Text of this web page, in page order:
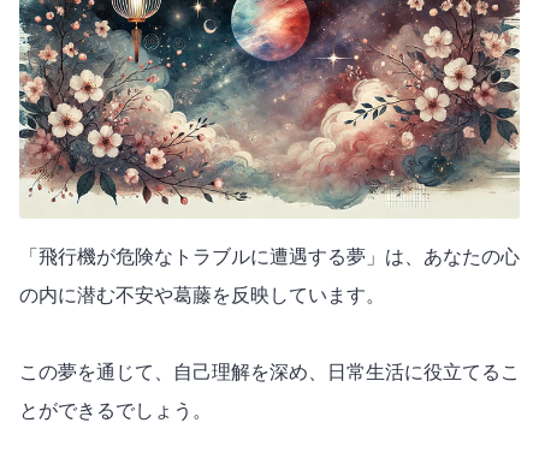
「飛行機が危険なトラブルに遭遇する夢」は、あなたの心
の内に潜む不安や葛藤を反映しています。
この夢を通じて、自己理解を深め、日常生活に役立てるこ
とができるでしょう。